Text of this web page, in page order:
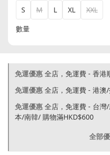
S
M L XL
XXL
數量
免運優惠 全店，免運費 - 香港
免運優惠 全店，免運費 - 港澳
免運優惠 全店，免運費 - 台灣
本/南韓/ 購物滿HKD$600
全部